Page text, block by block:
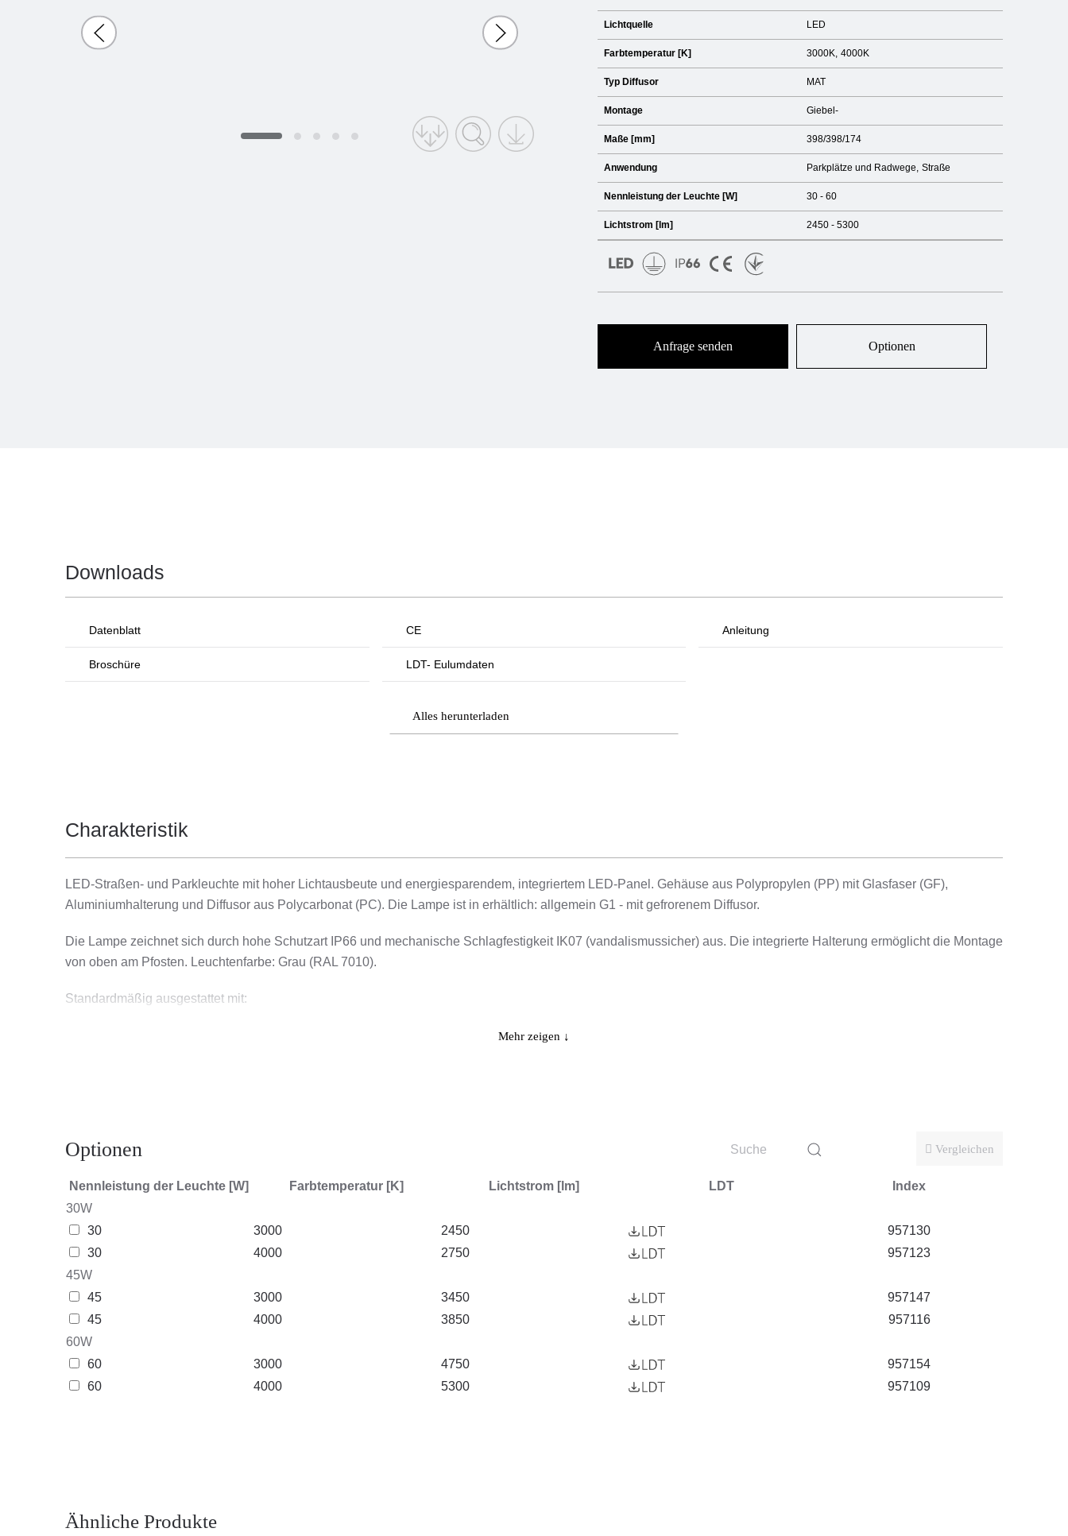
Lichtquelle LED
Farbtemperatur [K] 3000K 4000K
Typ Diffusor MAT
Montage Giebel-
Maße [mm] 398/398/174
Anwendung Parkplätze und Radwege Straße
Nennleistung der Leuchte [W] 30 - 60
Lichtstrom [lm] 2450 - 5300
Anfrage senden Optionen
Downloads
Datenblatt CE Anleitung
Broschüre LDT- Eulumdaten
Alles herunterladen
Charakteristik
LED-Straßen- und Parkleuchte mit hoher Lichtausbeute und energiesparendem, integriertem LED-Panel. Gehäuse aus Polypropylen (PP) mit Glasfaser (GF),
Aluminiumhalterung und Diffusor aus Polycarbonat (PC). Die Lampe ist in erhältlich: allgemein G1 - mit gefrorenem Diffusor.
Die Lampe zeichnet sich durch hohe Schutzart IP66 und mechanische Schlagfestigkeit IK07 (vandalismussicher) aus. Die integrierte Halterung ermöglicht die Montage
von oben am Pfosten. Leuchtenfarbe: Grau (RAL 7010).
Standardmäßig ausgestattet mit:
Mehr zeigen ↓
Optionen Vergleichen
Nennleistung der Leuchte [W] Farbtemperatur [K] Lichtstrom [lm] LDT
Index
30W
30
3000 2450
957130
30
4000 2750
957123
45W
45
3000 3450
957147
45
4000 3850
957116
60W
60
3000 4750
957154
60
4000 5300 957109
Ähnliche Produkte